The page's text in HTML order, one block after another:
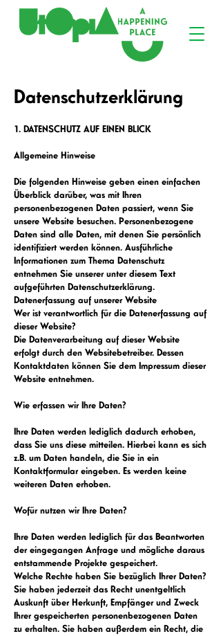
Datenschutzerklärung
1. DATENSCHUTZ AUF EINEN BLICK
Allgemeine Hinweise
Die folgenden Hinweise geben einen einfachen
Überblick darüber, was mit Ihren
personenbezogenen Daten passiert, wenn Sie
unsere Website besuchen. Personenbezogene
Daten sind alle Daten, mit denen Sie persönlich
identifiziert werden können. Ausführliche
Informationen zum Thema Datenschutz
entnehmen Sie unserer unter diesem Text
aufgeführten Datenschutzerklärung.
Datenerfassung auf unserer Website
Wer ist verantwortlich für die Datenerfassung auf
dieser Website?
Die Datenverarbeitung auf dieser Website
erfolgt durch den Websitebetreiber. Dessen
Kontaktdaten können Sie dem Impressum dieser
Website entnehmen.
Wie erfassen wir Ihre Daten?
Ihre Daten werden lediglich dadurch erhoben,
dass Sie uns diese mitteilen. Hierbei kann es sich
z.B. um Daten handeln, die Sie in ein
Kontaktformular eingeben. Es werden keine
weiteren Daten erhoben.
Wofür nutzen wir Ihre Daten?
Ihre Daten werden lediglich für das Beantworten
der eingegangen Anfrage und mögliche daraus
entstammende Projekte gespeichert.
Welche Rechte haben Sie bezüglich Ihrer Daten?
Sie haben jederzeit das Recht unentgeltlich
Auskunft über Herkunft, Empfänger und Zweck
Ihrer gespeicherten personenbezogenen Daten
zu erhalten. Sie haben außerdem ein Recht, die